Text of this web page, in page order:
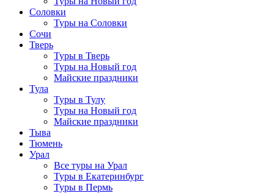
Соловки
Туры на Соловки
Сочи
Тверь
Туры в Тверь
Туры на Новый год
Майские праздники
Тула
Туры в Тулу
Туры на Новый год
Майские праздники
Тыва
Тюмень
Урал
Все туры на Урал
Туры в Екатеринбург
Туры в Пермь